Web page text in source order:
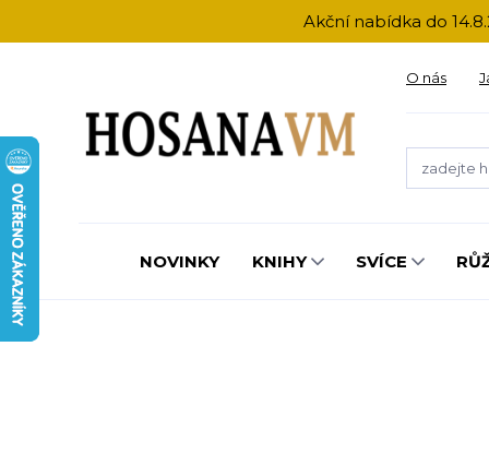
Akční nabídka do
O nás
NOVINKY KNIHY SVÍCE